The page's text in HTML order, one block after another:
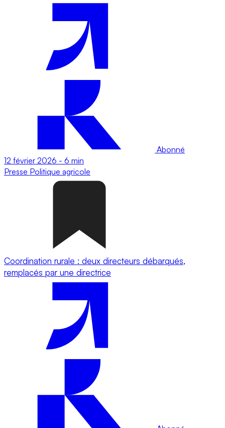
Abonné
12 février 2026 - 6 min
Presse Politique agricole
Coordination rurale : deux directeurs débarqués,
remplacés par une directrice